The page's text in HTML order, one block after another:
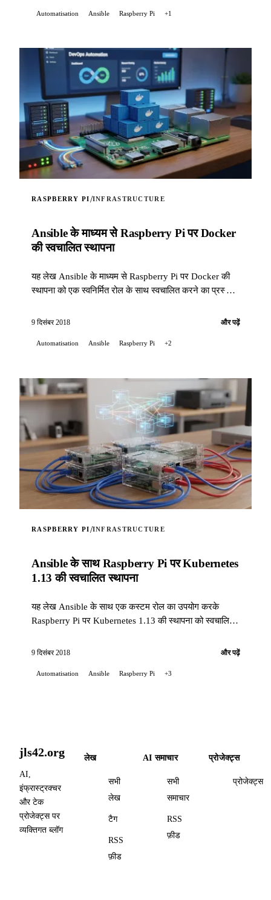
Automatisation Ansible Raspberry Pi +1
RASPBERRY PI/INFRASTRUCTURE
Ansible के माध्यम से Raspberry Pi पर Docker
की स्वचालित स्थापना
यह लेख Ansible के माध्यम से Raspberry Pi पर Docker की
स्थापना को एक स्वनिर्मित रोल के साथ स्वचालित करने का प्रस्ताव
9 दिसंबर 2018 और पढ़ें
Automatisation Ansible Raspberry Pi +2
RASPBERRY PI/INFRASTRUCTURE
Ansible के साथ Raspberry Pi पर Kubernetes
1.13 की स्वचालित स्थापना
यह लेख Ansible के साथ एक कस्टम रोल का उपयोग करके
Raspberry Pi पर Kubernetes 1.13 की स्थापना को स्वचालित
9 दिसंबर 2018 और पढ़ें
Automatisation Ansible Raspberry Pi +3
jls42.org
AI,
इंफ्रास्ट्रक्चर
और टेक
प्रोजेक्ट्स पर
व्यक्तिगत ब्लॉग
लेख
सभी
लेख
टैग
RSS
फ़ीड
AI समाचार
सभी
समाचार
RSS
फ़ीड
प्रोजेक्ट्स
प्रोजेक्ट्स